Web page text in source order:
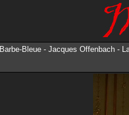
Barbe-Bleue - Jacques Offenbach -